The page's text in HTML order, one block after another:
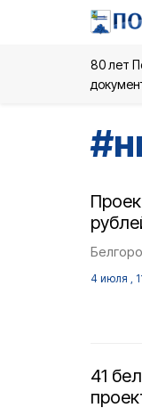
80 лет
#
4 июля ,
41